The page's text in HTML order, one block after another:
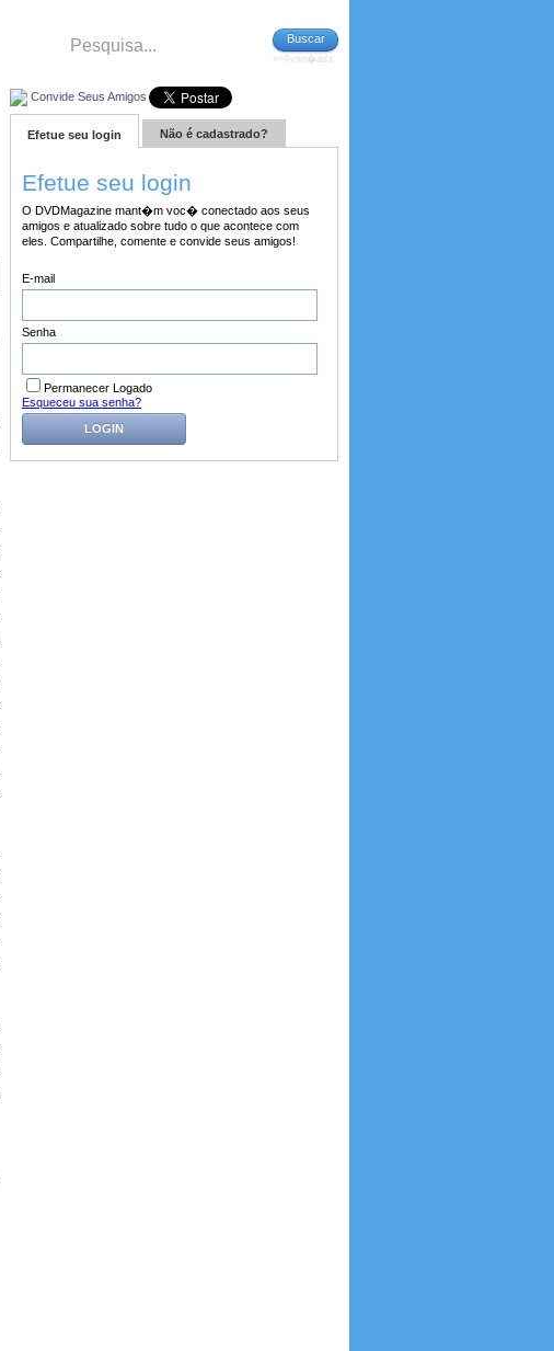
Buscar
>>Avan�ada
Convide Seus Amigos
Efetue seu login Não é cadastrado?
Efetue seu login
O DVDMagazine mant�m voc� conectado aos seus
amigos e atualizado sobre tudo o que acontece com
eles. Compartilhe, comente e convide seus amigos!
E-mail
Senha
Permanecer Logado
Esqueceu sua senha?
LOGIN